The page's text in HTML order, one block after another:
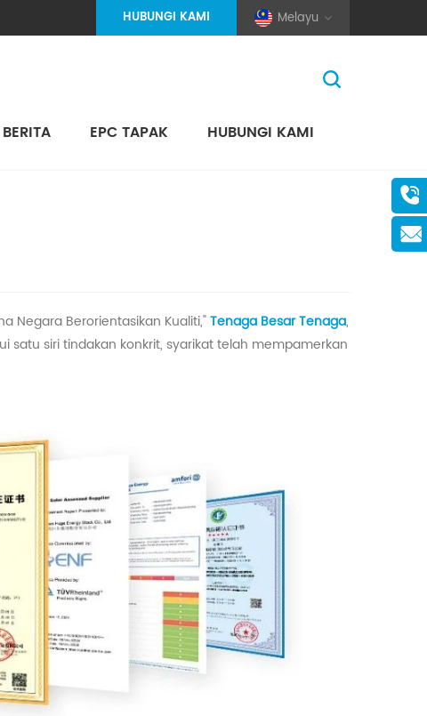
Melayu
HUBUNGI KAMI
BERITA EPC TAPAK HUBUNGI KAMI
Negara Berorientasikan Kualiti,"Tenaga BesarTenaga,
siri tindakan konkrit, syarikat telah mempamerkan